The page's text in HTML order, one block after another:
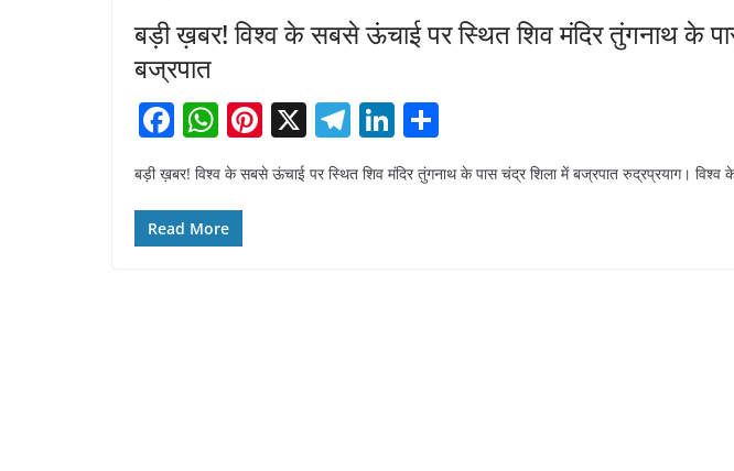
बड़ी ख़बर! विश्व के सबसे ऊंचाई पर स्थित शिव मंदिर तुंगनाथ के
बज्रपात
F
c
e
b
W
h
at
s
A
Pi
nt
er
X T
el
e
Li
n
k ar
बड़ी ख़बर! विश्व के सबसे ऊंचाई पर स्थित शिव मंदिर तुंगनाथ के पास चंद्र शिला में बज्रपात रुद्रप्रयाग। विश्व
Read More